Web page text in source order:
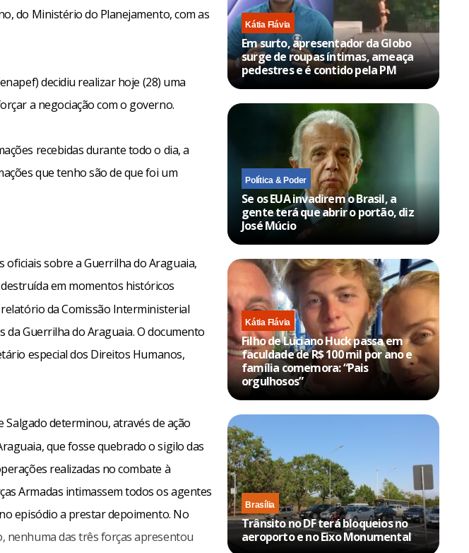
do Ministério do Planejamento, com as
decidiu realizar hoje (28) uma
a negociação com o governo.
recebidas durante todo o dia, a
que tenho são de que foi um
oficiais sobre a Guerrilha do Araguaia,
em momentos históricos
da Comissão Interministerial
da Guerrilha do Araguaia. O documento
especial dos Direitos Humanos,
Salgado determinou, através de ação
que fosse quebrado o sigilo das
realizadas no combate à
Armadas intimassem todos os agentes
episódio a prestar depoimento. No
nenhuma das três forças apresentou
Kátia Flávia
Em surto, apresentador da Globo
surge de roupas íntimas, ameaça
pedestres e é contido pela PM
Política & Poder
Se os EUA invadirem o Brasil, a
gente terá que abrir o portão, diz
José Múcio
Kátia Flávia
Filho de Luciano Huck passa em
faculdade de R$ 100 mil por ano e
família comemora: “Pais
orgulhosos”
Brasília
Trânsito no DF terá bloqueios no
aeroporto e no Eixo Monumental